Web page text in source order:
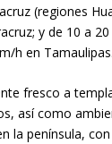
(regiones
y de 10 a
en
fresco a
así como
la península,